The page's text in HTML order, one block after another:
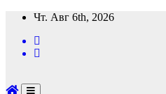
Перейти
содержимому
Чт. Авг 6th, 2026